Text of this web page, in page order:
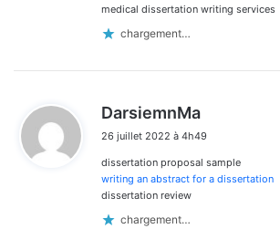
medical dissertation writing services
chargement…
DarsiemnMa
t
:
26 juillet 2022 à 4h49
dissertation proposal sample
writing an abstract for a dissertation
dissertation review
chargement…